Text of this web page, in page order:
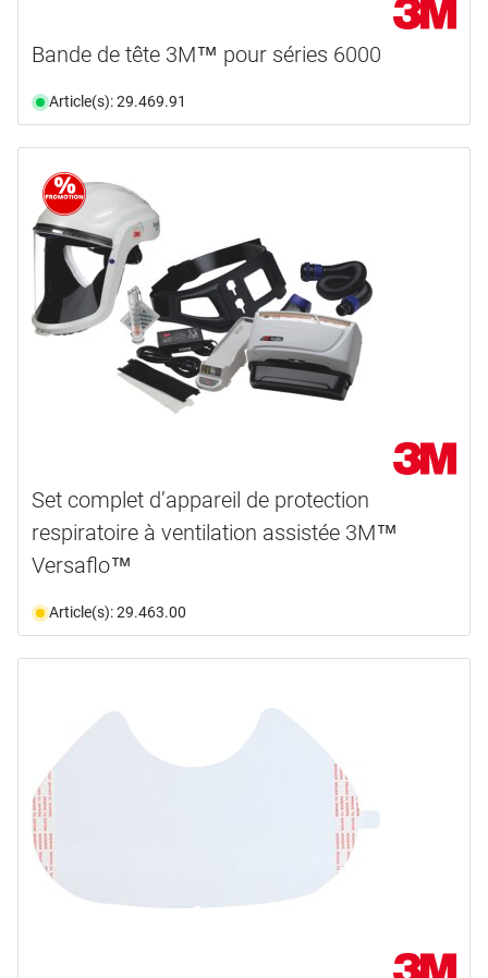
Bande de tête 3M™ pour séries 6000
Article(s): 29.469.91
Set complet d’appareil de protection
respiratoire à ventilation assistée 3M™
Versaflo™
Article(s): 29.463.00